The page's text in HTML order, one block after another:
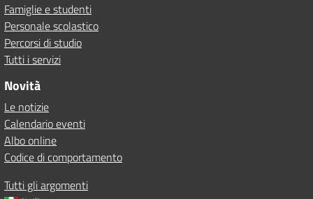
Famiglie e studenti
Personale scolastico
Percorsi di studio
Tutti i servizi
Novità
Le notizie
Calendario eventi
Albo online
Codice di comportamento
Tutti gli argomenti